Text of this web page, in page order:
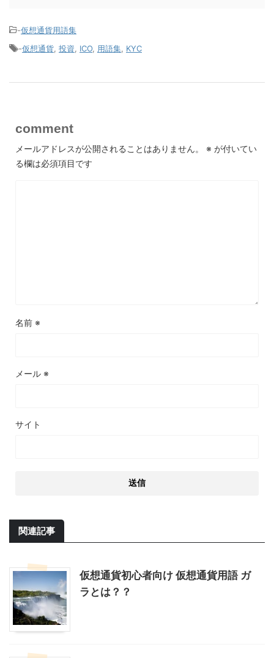
-仮想通貨用語集
-仮想通貨, 投資, ICO, 用語集, KYC
comment
メールアドレスが公開されることはありません。 ※ が付いてい
る欄は必須項目です
名前 ※
メール ※
サイト
関連記事
仮想通貨初心者向け 仮想通貨用語 ガ
ラとは？？